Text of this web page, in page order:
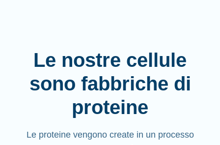
Le nostre cellule
sono fabbriche di
proteine
Le proteine vengono create in un processo